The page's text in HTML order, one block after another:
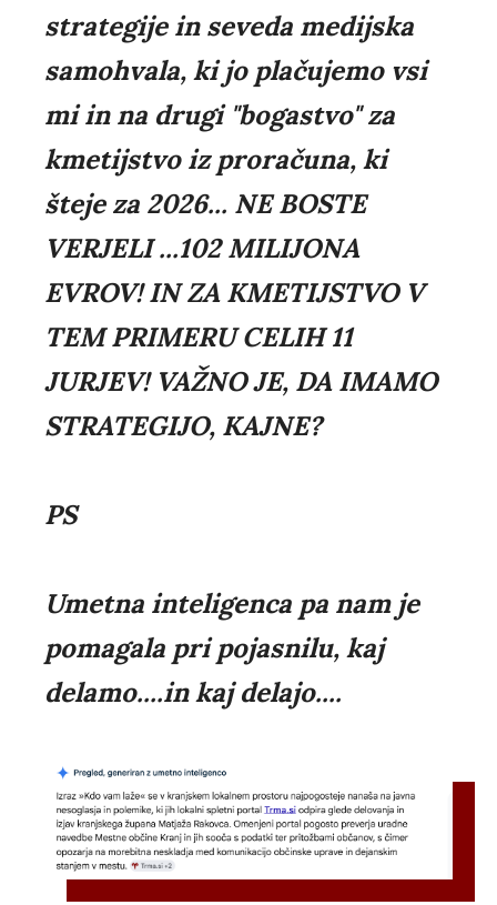
strategije in seveda medijska
samohvala, ki jo plačujemo vsi
mi in na drugi "bogastvo" za
kmetijstvo iz proračuna, ki
šteje za 2026... NE BOSTE
VERJELI ...102 MILIJONA
EVROV! IN ZA KMETIJSTVO V
TEM PRIMERU CELIH 11
JURJEV! VAŽNO JE, DA IMAMO
STRATEGIJO, KAJNE?
PS
Umetna inteligenca pa nam je
pomagala pri pojasnilu, kaj
delamo....in kaj delajo....